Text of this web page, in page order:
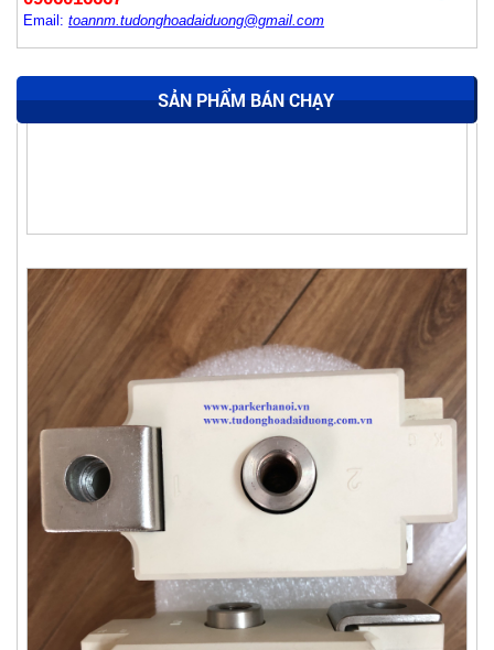
Email: toannm.tudonghoadaiduong@gmail.com
SẢN PHẨM BÁN CHẠY